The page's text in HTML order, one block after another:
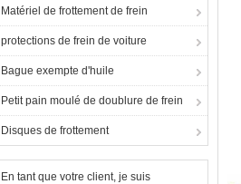
Matériel de frottement de frein
protections de frein de voiture
Bague exempte d'huile
Petit pain moulé de doublure de frein
Disques de frottement
En tant que votre client, je suis